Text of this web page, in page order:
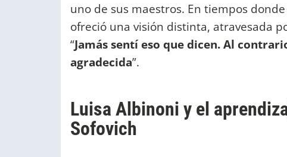
uno de sus maestros. En tiempos
ofreció una visión distinta, atravesada
“Jamás sentí eso que dicen. Al
agradecida”.
Luisa Albinoni y el
Sofovich